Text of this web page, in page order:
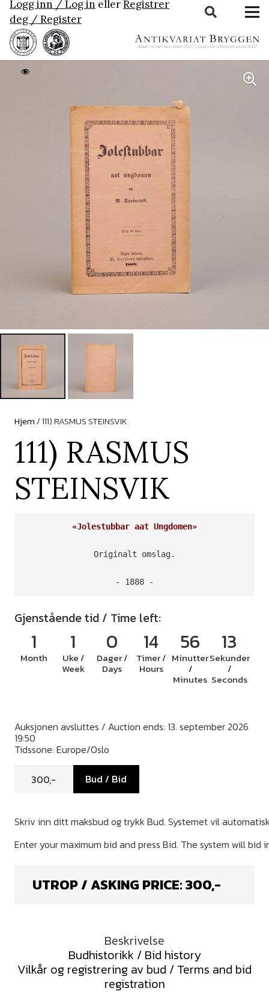
Logg inn / Log in ellerRegistrer
deg / Register
Hjem/ 111) RASMUS STEINSVIK
111) RASMUS
STEINSVIK
«Jolestubbar aat Ungdomen»
Originalt omslag.
- 1888 -
Gjenstående tid / Time left:
1
Month
1
Uke /
Week
0
Dager /
Days
14
Timer /
Hours
56
Minutter
/
Minutes
13
Sekunder
/
Seconds
Auksjonen avsluttes / Auction ends: 13. september 2026
19:50
Tidssone: Europe/Oslo
Bud / Bid
UTROP / ASKING PRICE:300,-
Beskrivelse
Budhistorikk / Bid history
Vilkår og registrering av bud / Terms and bid
registration